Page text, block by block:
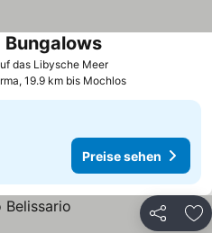
das Libysche Meer
Bungalows
19.9 km bis Mochlos
Preise sehen
Teilen